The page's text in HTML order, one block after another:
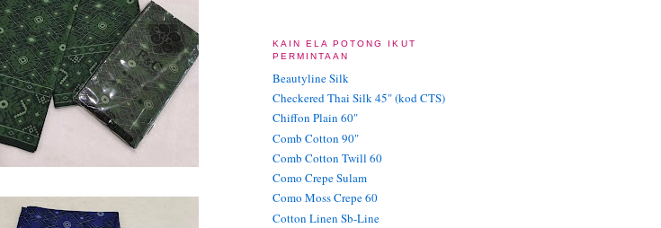
KAIN ELA POTONG IKUT
PERMINTAAN
Beautyline Silk
Checkered Thai Silk 45" (kod CTS)
Chiffon Plain 60"
Comb Cotton 90"
Comb Cotton Twill 60
Como Crepe Sulam
Como Moss Crepe 60
Cotton Linen Sb-Line